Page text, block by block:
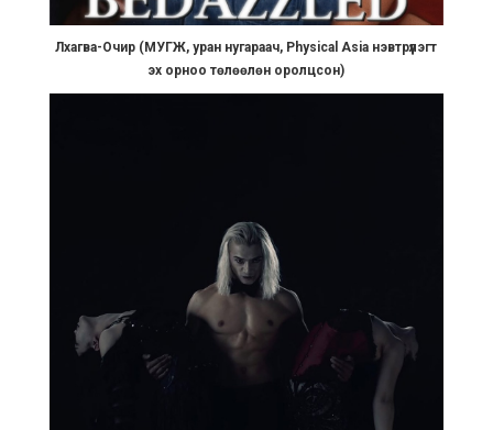
Лхагва-Очир (МУГЖ, уран нугараач, Physical Asia нэвтрүүлэгт
эх орноо төлөөлөн оролцсон)